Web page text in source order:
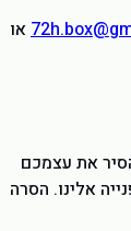
או
את עצמכם
אלינו. הסרה